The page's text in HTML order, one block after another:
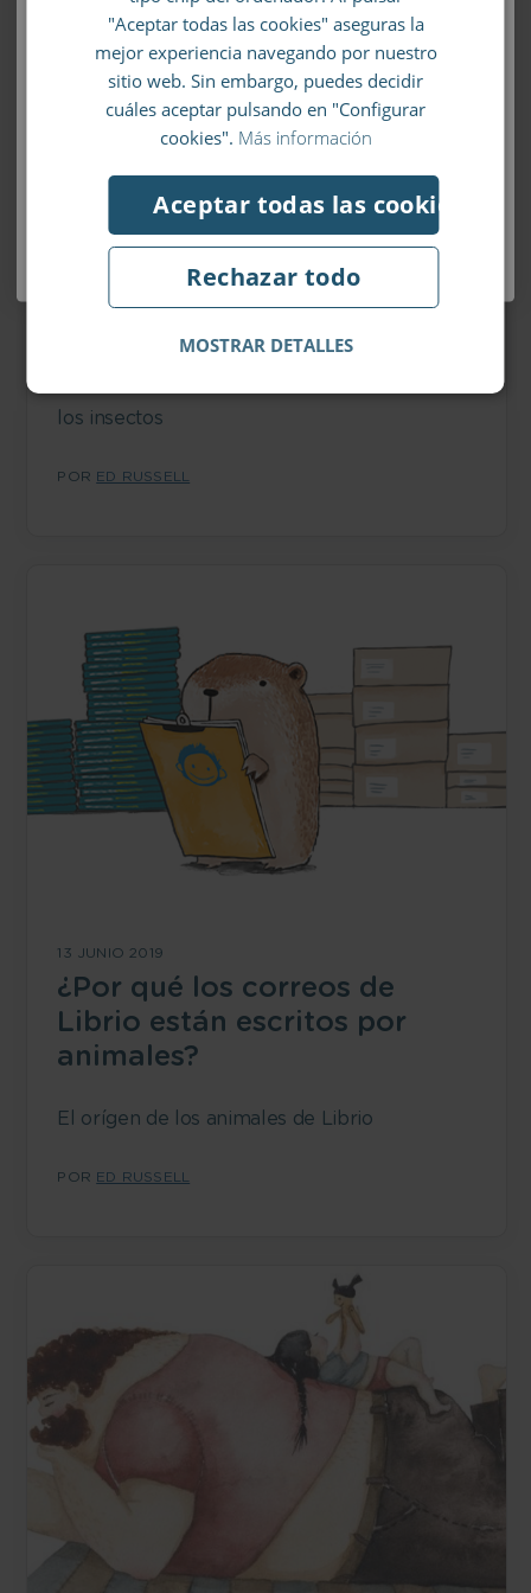
17 JUNIO 2019
La Biblioteca de Librio #4 –
los insectos
POR ED RUSSELL
13 JUNIO 2019
¿Por qué los correos de
Librio están escritos por
animales?
El orígen de los animales de Librio
POR ED RUSSELL
"Aceptar todas las cookies" aseguras la
mejor experiencia navegando por nuestro
sitio web. Sin embargo, puedes decidir
cuáles aceptar pulsando en "Configurar
cookies". Más información
Aceptar todas las cookies
Rechazar todo
MOSTRAR DETALLES
Llévate un 10% de descuento en tu
primer pedido
Apúntate a nuestro boletín de noticias y no se te
escapará ni un chollo.
¡Me apunto al boletín!